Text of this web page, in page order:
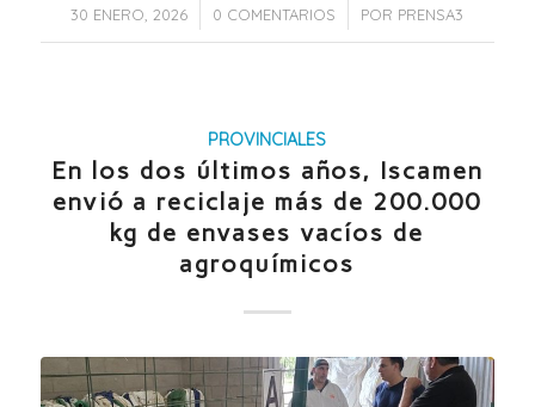
30 ENERO, 2026
/ 0 COMENTARIOS
/ POR PRENSA3
PROVINCIALES
En los dos últimos años, Iscamen
envió a reciclaje más de 200.000
kg de envases vacíos de
agroquímicos